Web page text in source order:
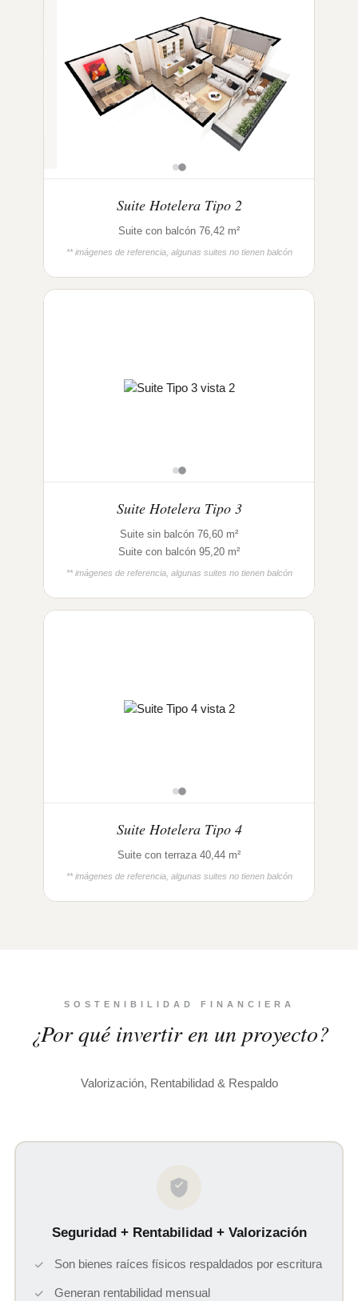
Suite Hotelera Tipo 2
Suite con balcón 76,42 m²
** imágenes de referencia, algunas suites no tienen balcón
Suite Hotelera Tipo 3
Suite sin balcón 76,60 m²
Suite con balcón 95,20 m²
** imágenes de referencia, algunas suites no tienen balcón
Suite Hotelera Tipo 4
Suite con terraza 40,44 m²
** imágenes de referencia, algunas suites no tienen balcón
SOSTENIBILIDAD FINANCIERA
¿Por qué invertir en un proyecto?
Valorización, Rentabilidad & Respaldo
Seguridad + Rentabilidad + Valorización
Son bienes raíces físicos respaldados por escritura
Generan rentabilidad mensual